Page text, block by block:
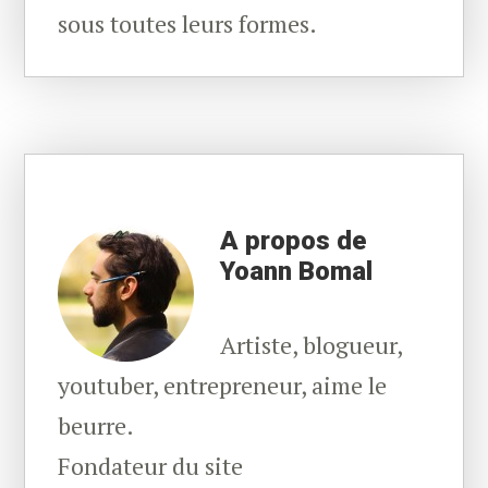
sous toutes leurs formes.
A propos de
Yoann Bomal
Artiste, blogueur,
youtuber, entrepreneur, aime le
beurre.
Fondateur du site